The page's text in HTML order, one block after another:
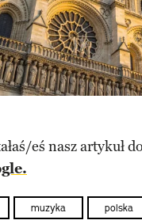
eś nasz artykuł
muzyka polska